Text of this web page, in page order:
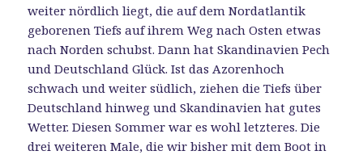
weiter nördlich liegt, die auf dem Nordatlantik
geborenen Tiefs auf ihrem Weg nach Osten etwas
nach Norden schubst. Dann hat Skandinavien Pech
und Deutschland Glück. Ist das Azorenhoch
schwach und weiter südlich, ziehen die Tiefs über
Deutschland hinweg und Skandinavien hat gutes
Wetter. Diesen Sommer war es wohl letzteres. Die
drei weiteren Male, die wir bisher mit dem Boot in